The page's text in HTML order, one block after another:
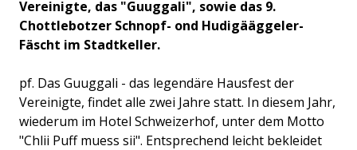
Vereinigte, das "Guuggali", sowie das 9.
Chottlebotzer Schnopf- ond Hudigääggeler-
Fäscht im Stadtkeller.
pf. Das Guuggali - das legendäre Hausfest der
Vereinigte, findet alle zwei Jahre statt. In diesem Jahr,
wiederum im Hotel Schweizerhof, unter dem Motto
"Chlii Puff muess sii". Entsprechend leicht bekleidet